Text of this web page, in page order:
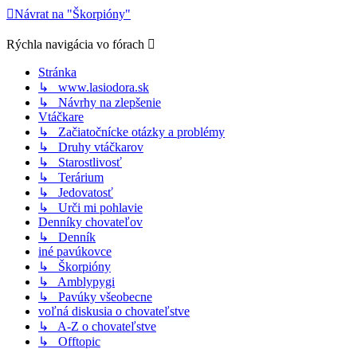
Návrat na "Škorpióny"
Rýchla navigácia vo fórach
Stránka
↳ www.lasiodora.sk
↳ Návrhy na zlepšenie
Vtáčkare
↳ Začiatočnícke otázky a problémy
↳ Druhy vtáčkarov
↳ Starostlivosť
↳ Terárium
↳ Jedovatosť
↳ Urči mi pohlavie
Denníky chovateľov
↳ Denník
iné pavúkovce
↳ Škorpióny
↳ Amblypygi
↳ Pavúky všeobecne
voľná diskusia o chovateľstve
↳ A-Z o chovateľstve
↳ Offtopic